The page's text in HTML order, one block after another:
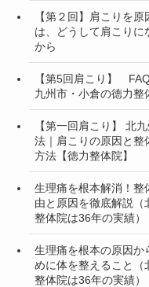
【第２回】肩こりを
は、どうして肩こりに
から
【第5回肩こり】
九州市・小倉の徳力整
【第一回肩こり】 北
法｜肩こりの原因と整
方法【徳力整体院】
生理痛を根本解消！整
由と原因を徹底解説（
整体院は36年の実績）
生理痛を根本の原因か
めに体を整えること（
整体院は36年の実績）